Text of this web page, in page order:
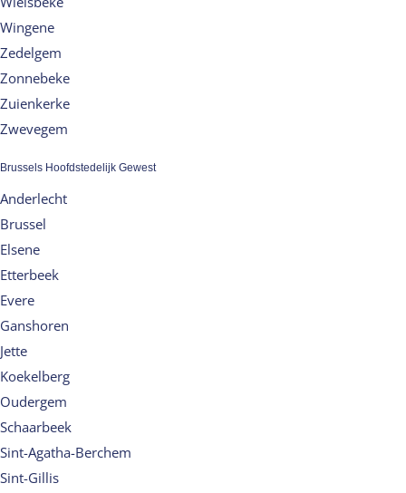
Wingene
Zedelgem
Zonnebeke
Zuienkerke
Zwevegem
Brussels Hoofdstedelijk Gewest
Anderlecht
Brussel
Elsene
Etterbeek
Evere
Ganshoren
Jette
Koekelberg
Oudergem
Schaarbeek
Sint-Agatha-Berchem
Sint-Gillis